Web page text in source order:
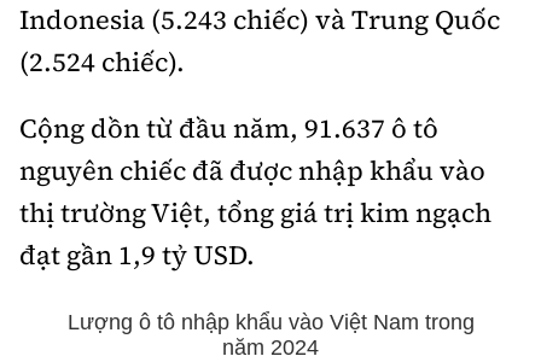
Indonesia (5.243 chiếc) và Trung Quốc
(2.524 chiếc).
Cộng dồn từ đầu năm, 91.637 ô tô
nguyên chiếc đã được nhập khẩu vào
thị trường Việt, tổng giá trị kim ngạch
đạt gần 1,9 tỷ USD.
Lượng ô tô nhập khẩu vào Việt Nam trong
năm 2024